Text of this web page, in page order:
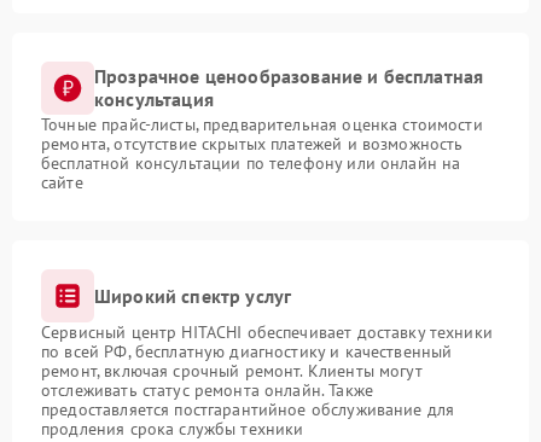
Прозрачное ценообразование и бесплатная
консультация
Точные прайс-листы, предварительная оценка стоимости
ремонта, отсутствие скрытых платежей и возможность
бесплатной консультации по телефону или онлайн на
сайте
Широкий спектр услуг
Сервисный центр HITACHI обеспечивает доставку техники
по всей РФ, бесплатную диагностику и качественный
ремонт, включая срочный ремонт. Клиенты могут
отслеживать статус ремонта онлайн. Также
предоставляется постгарантийное обслуживание для
продления срока службы техники